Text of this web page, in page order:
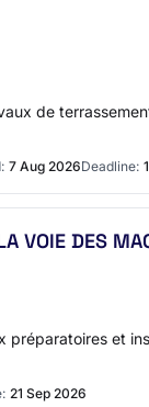
de
7 Aug 2026Deadline:
VOIE DES
et
21 Sep 2026